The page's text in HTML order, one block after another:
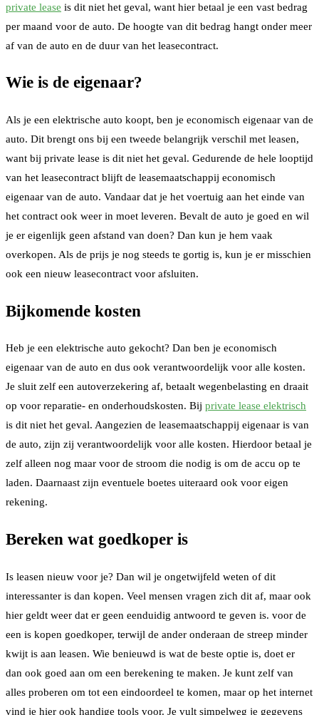
private lease is dit niet het geval, want hier betaal je een vast bedrag
per maand voor de auto. De hoogte van dit bedrag hangt onder meer
af van de auto en de duur van het leasecontract.
Wie is de eigenaar?
Als je een elektrische auto koopt, ben je economisch eigenaar van de
auto. Dit brengt ons bij een tweede belangrijk verschil met leasen,
want bij private lease is dit niet het geval. Gedurende de hele looptijd
van het leasecontract blijft de leasemaatschappij economisch
eigenaar van de auto. Vandaar dat je het voertuig aan het einde van
het contract ook weer in moet leveren. Bevalt de auto je goed en wil
je er eigenlijk geen afstand van doen? Dan kun je hem vaak
overkopen. Als de prijs je nog steeds te gortig is, kun je er misschien
ook een nieuw leasecontract voor afsluiten.
Bijkomende kosten
Heb je een elektrische auto gekocht? Dan ben je economisch
eigenaar van de auto en dus ook verantwoordelijk voor alle kosten.
Je sluit zelf een autoverzekering af, betaalt wegenbelasting en draait
op voor reparatie- en onderhoudskosten. Bij private lease elektrisch
is dit niet het geval. Aangezien de leasemaatschappij eigenaar is van
de auto, zijn zij verantwoordelijk voor alle kosten. Hierdoor betaal je
zelf alleen nog maar voor de stroom die nodig is om de accu op te
laden. Daarnaast zijn eventuele boetes uiteraard ook voor eigen
rekening.
Bereken wat goedkoper is
Is leasen nieuw voor je? Dan wil je ongetwijfeld weten of dit
interessanter is dan kopen. Veel mensen vragen zich dit af, maar ook
hier geldt weer dat er geen eenduidig antwoord te geven is. voor de
een is kopen goedkoper, terwijl de ander onderaan de streep minder
kwijt is aan leasen. Wie benieuwd is wat de beste optie is, doet er
dan ook goed aan om een berekening te maken. Je kunt zelf van
alles proberen om tot een eindoordeel te komen, maar op het internet
vind je hier ook handige tools voor. Je vult simpelweg je gegevens